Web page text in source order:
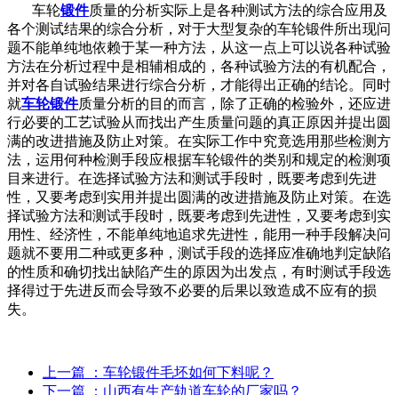
车轮锻件质量的分析实际上是各种测试方法的综合应用及
各个测试结果的综合分析，对于大型复杂的车轮锻件所出现问
题不能单纯地依赖于某一种方法，从这一点上可以说各种试验
方法在分析过程中是相辅相成的，各种试验方法的有机配合，
并对各自试验结果进行综合分析，才能得出正确的结论。同时
就车轮锻件质量分析的目的而言，除了正确的检验外，还应进
行必要的工艺试验从而找出产生质量问题的真正原因并提出圆
满的改进措施及防止对策。在实际工作中究竟选用那些检测方
法，运用何种检测手段应根据车轮锻件的类别和规定的检测项
目来进行。在选择试验方法和测试手段时，既要考虑到先进
性，又要考虑到实用并提出圆满的改进措施及防止对策。在选
择试验方法和测试手段时，既要考虑到先进性，又要考虑到实
用性、经济性，不能单纯地追求先进性，能用一种手段解决问
题就不要用二种或更多种，测试手段的选择应准确地判定缺陷
的性质和确切找出缺陷产生的原因为出发点，有时测试手段选
择得过于先进反而会导致不必要的后果以致造成不应有的损
失。
上一篇
：车轮锻件毛坯如何下料呢？
下一篇
：山西有生产轨道车轮的厂家吗？